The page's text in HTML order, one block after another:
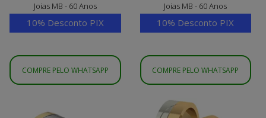
Joias MB - 60 Anos
10% Desconto PIX
COMPRE PELO WHATSAPP
Joias MB - 60 Anos
10% Desconto PIX
COMPRE PELO WHATSAPP